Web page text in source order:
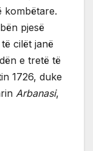
kombëtare.
pjesë
cilët janë
e tretë të
1726, duke
Arbanasi,